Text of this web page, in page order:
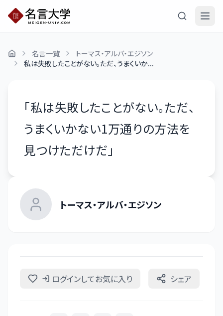
名言一覧
トーマス・アルバ・エジソン
私は失敗したことがない。ただ、うまくいか...
「私は失敗したことがない。ただ、
うまくいかない1万通りの方法を
見つけただけだ 」
トーマス・アルバ・エジソン
ログインしてお気に入り シェア